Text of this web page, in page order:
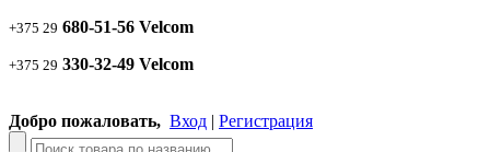
+375 29 680-51-56 Velcom
+375 29 330-32-49 Velcom
Добро пожаловать, Вход | Регистрация